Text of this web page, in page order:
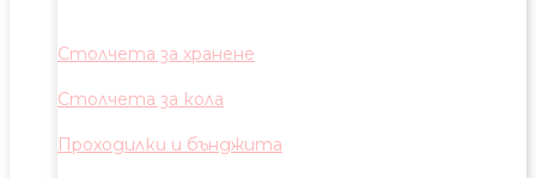
Столчета за хранене
Столчета за кола
Проходилки и бънджита